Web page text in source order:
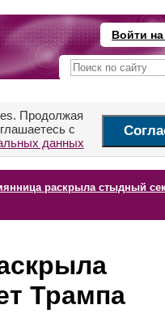
Войти
Продолжая
с
данных
раскрыла стыдный
Трампа